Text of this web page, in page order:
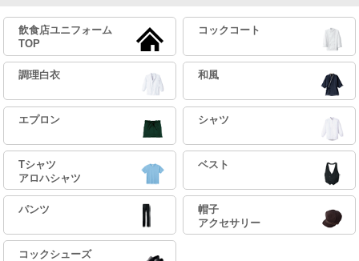
飲食店ユニフォーム
TOP
コックコート
調理白衣 和風
エプロン シャツ
Tシャツ
アロハシャツ
ベスト
パンツ
帽子
アクセサリー
コックシューズ